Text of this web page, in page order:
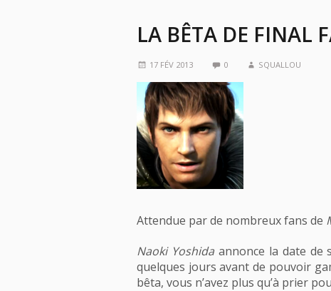
LA BÊTA DE FINAL
17 FÉV 2013 0 SQUALLOU
Attendue par de nombreux fans de
Naoki Yoshidaannonce la date de
quelques jours avant de pouvoir
bêta, vous n’avez plus qu’à prier